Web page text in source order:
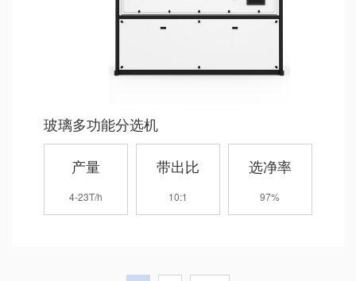
玻璃多功能分选机
产量
4-23T/h
带出比
10:1
选净率
97%